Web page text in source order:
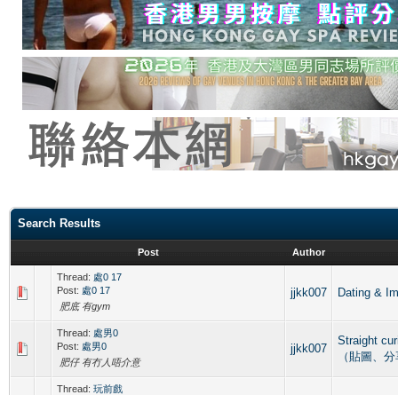
Search Results
Post Author
Thread: 處0 17
Post: 處0 17
肥底 有gym
jjkk007 Dating &
Thread: 處男0
Post: 處男0
肥仔 有冇人唔介意
jjkk007
Straight
（貼圖、
Thread: 玩前戲